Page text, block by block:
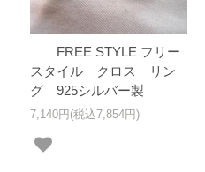
FREE STYLE フリー
スタイル クロス リン
グ 925シルバー製
7,140円(税込7,854円)